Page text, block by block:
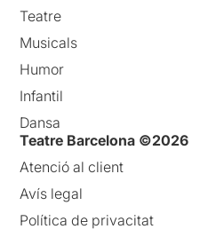
Teatre
Musicals
Humor
Infantil
Dansa
Teatre Barcelona ©2026
Atenció al client
Avís legal
Política de privacitat